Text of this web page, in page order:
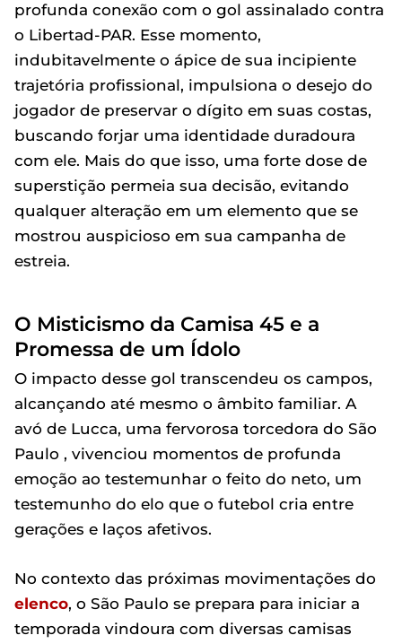
profunda conexão com o gol assinalado contra
o Libertad-PAR. Esse momento,
indubitavelmente o ápice de sua incipiente
trajetória profissional, impulsiona o desejo do
jogador de preservar o dígito em suas costas,
buscando forjar uma identidade duradoura
com ele. Mais do que isso, uma forte dose de
superstição permeia sua decisão, evitando
qualquer alteração em um elemento que se
mostrou auspicioso em sua campanha de
estreia.
O Misticismo da Camisa 45 e a
Promessa de um Ídolo
O impacto desse gol transcendeu os campos,
alcançando até mesmo o âmbito familiar. A
avó de Lucca, uma fervorosa torcedora do São
Paulo , vivenciou momentos de profunda
emoção ao testemunhar o feito do neto, um
testemunho do elo que o futebol cria entre
gerações e laços afetivos.
No contexto das próximas movimentações do
elenco, o São Paulo se prepara para iniciar a
temporada vindoura com diversas camisas